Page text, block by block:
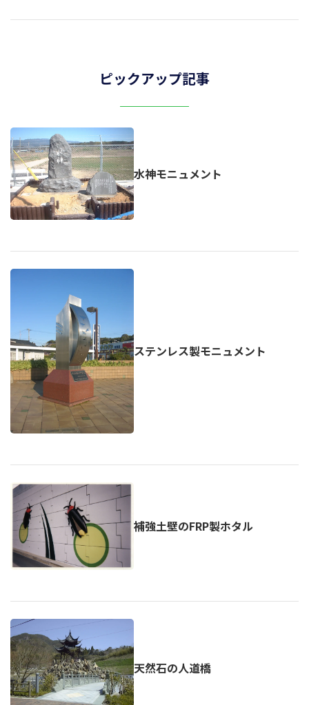
ピックアップ記事
水神モニュメント
ステンレス製モニュメント
補強土壁のFRP製ホタル
天然石の人道橋